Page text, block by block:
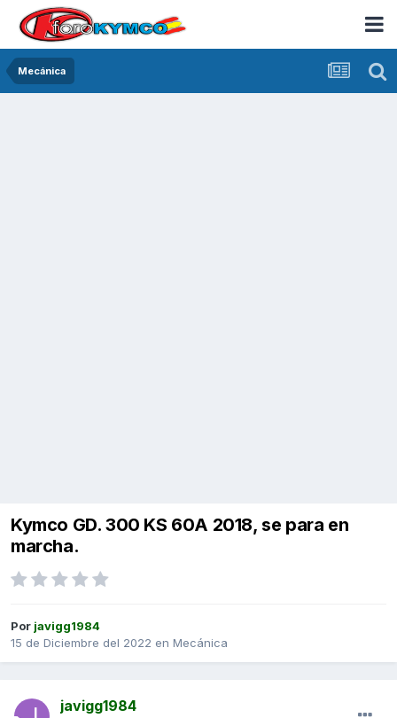
Mecánica
Kymco GD. 300 KS 60A 2018, se para en
marcha.
Por javigg1984
15 de Diciembre del 2022 en Mecánica
javigg1984